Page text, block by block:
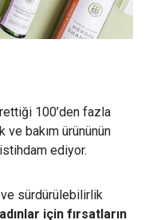
100’den fazla
bakım ürününün
istihdam ediyor.
ve sürdürülebilirlik
için fırsatların